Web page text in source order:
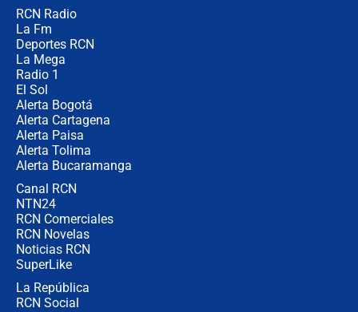
RCN Radio
La Fm
Deportes RCN
La Mega
Radio 1
El Sol
Alerta Bogotá
Alerta Cartagena
Alerta Paisa
Alerta Tolima
Alerta Bucaramanga
Canal RCN
NTN24
RCN Comerciales
RCN Novelas
Noticias RCN
SuperLike
La República
RCN Social